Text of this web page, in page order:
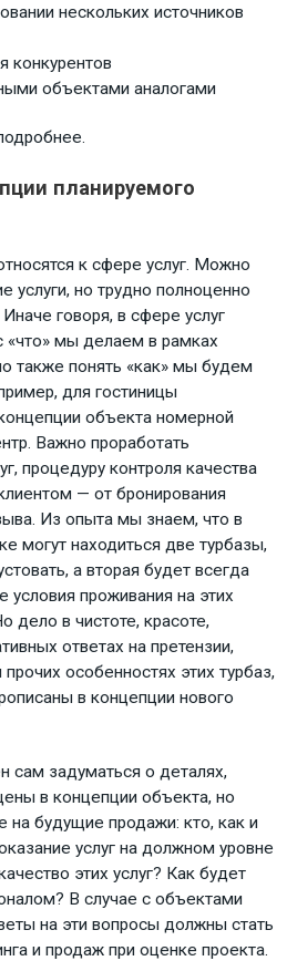
нескольких источников
конкурентов
объектами аналогами
планируемого
к сфере услуг. Можно
услуги, но трудно полноценно
говоря, в сфере услуг
«что» мы делаем в рамках
также понять «как» мы будем
для гостиницы
объекта номерной
Важно проработать
процедуру контроля качества
— от бронирования
Из опыта мы знаем, что в
могут находиться две турбазы,
а вторая будет всегда
проживания на этих
дело в чистоте, красоте,
ответах на претензии,
особенностях этих турбаз,
в концепции нового
сам задуматься о деталях,
в концепции объекта, но
на будущие продажи: кто, как и
услуг на должном уровне
этих услуг? Как будет
В случае с объектами
на эти вопросы должны стать
и продаж при оценке проекта.